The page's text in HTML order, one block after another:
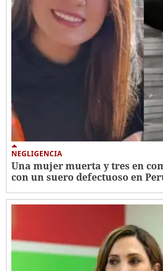
NEGLIGENCIA
Una mujer muerta y tres en
con un suero defectuoso en